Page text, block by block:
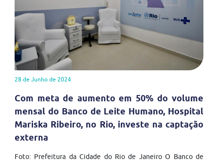
28 de Junho de 2024
Com meta de aumento em 50% do volume
mensal do Banco de Leite Humano, Hospital
Mariska Ribeiro, no Rio, investe na captação
externa
Foto: Prefeitura da Cidade do Rio de Janeiro O Banco de